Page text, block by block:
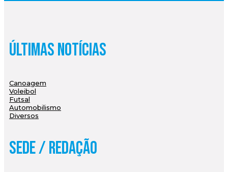
Últimas Notícias
Canoagem
Voleibol
Futsal
Automobilismo
Diversos
Sede / Redação